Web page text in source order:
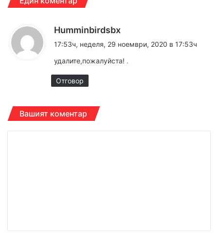
Humminbirdsbx
а
17:53ч, неделя, 29 ноември, 2020 в 17:53ч
удалите,пожалуйста! .
Отговор
Вашият коментар